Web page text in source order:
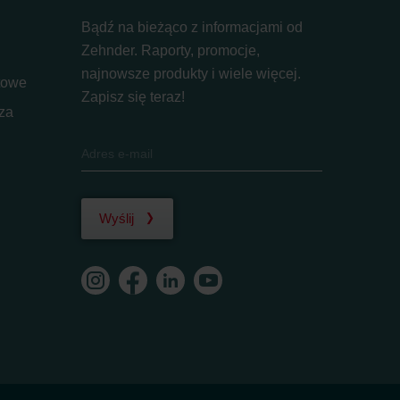
Bądź na bieżąco z informacjami od
Zehnder. Raporty, promocje,
najnowsze produkty i wiele więcej.
Zapisz się teraz!
Wyślij